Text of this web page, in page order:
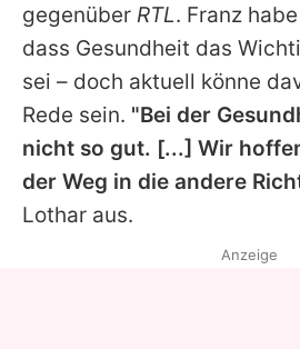
gegenüber RTL. Franz
dass Gesundheit das
sei – doch aktuell könne
Rede sein. "Bei der
nicht so gut. [...] Wir
der Weg in die andere
Lothar aus.
Anzeige